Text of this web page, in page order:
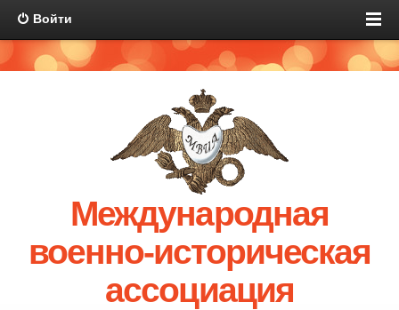
Войти
Международная
военно-историческая
ассоциация